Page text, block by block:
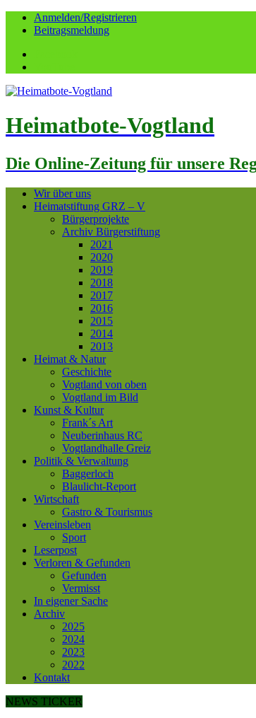
Anmelden/Registrieren
Beitragsmeldung
Heimatbote-Vogtland
Die Online-Zeitung für unsere
Wir über uns
Heimatstiftung GRZ – V
Bürgerprojekte
Archiv Bürgerstiftung
2021
2020
2019
2018
2017
2016
2015
2014
2013
Heimat & Natur
Geschichte
Vogtland von oben
Vogtland im Bild
Kunst & Kultur
Frank´s Art
Neuberinhaus RC
Vogtlandhalle Greiz
Politik & Verwaltung
Baggerloch
Blaulicht-Report
Wirtschaft
Gastro & Tourismus
Vereinsleben
Sport
Leserpost
Verloren & Gefunden
Gefunden
Vermisst
In eigener Sache
Archiv
2025
2024
2023
2022
Kontakt
NEWS TICKER